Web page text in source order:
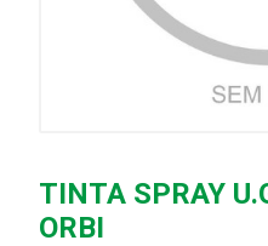
TINTA SPRAY
ORBI